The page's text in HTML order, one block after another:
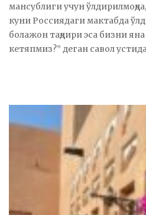
мансублиги учун ўлдирилмоқда,
куни Россиядаги мактабда
болажон тақдири эса бизни яна
кетяпмиз?” деган савол